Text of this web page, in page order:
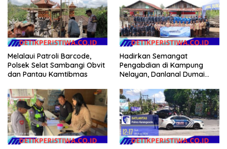
Melalaui Patroli Barcode,
Polsek Selat Sambangi Obvit
dan Pantau Kamtibmas
Hadirkan Semangat
Pengabdian di Kampung
Nelayan, Danlanal Dumai
Bersih Pantai